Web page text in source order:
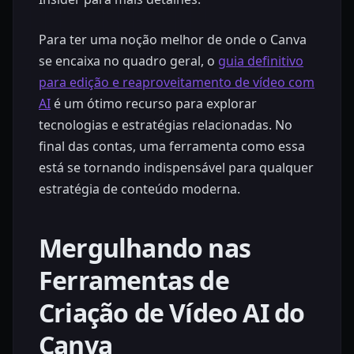
Para ter uma noção melhor de onde o Canva
se encaixa no quadro geral, o guia definitivo
para edição e reaproveitamento de vídeo com
AI é um ótimo recurso para explorar
tecnologias e estratégias relacionadas. No
final das contas, uma ferramenta como essa
está se tornando indispensável para qualquer
estratégia de conteúdo moderna.
Mergulhando nas
Ferramentas de
Criação de Vídeo AI do
Canva